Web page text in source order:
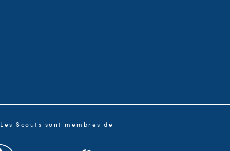
Les Scouts sont membres de